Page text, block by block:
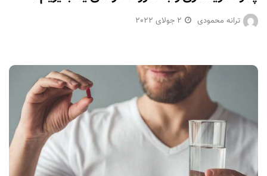
ترانه محمودی 2 جولای 2022